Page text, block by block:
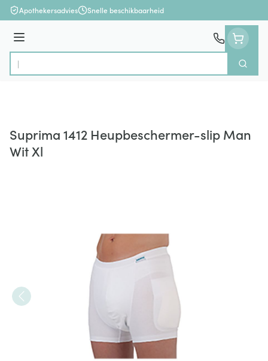
Ga naar de inhoud
Apothekersadvies Snelle beschikbaarheid
Menu
Product, merk, categorie...
Zoek
Suprima 1412 Heupbeschermer-slip Man
Wit Xl